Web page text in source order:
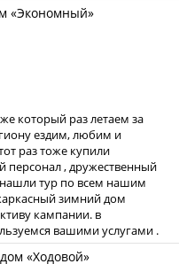
который раз летаем за
ездим, любим и
раз тоже купили
персонал , дружественный
тур по всем нашим
зимний дом
кампании. в
вашими услугами .